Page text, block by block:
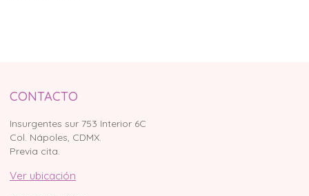
CONTACTO
Insurgentes sur 753 Interior 6C
Col. Nápoles, CDMX.
Previa cita.
Ver ubicación